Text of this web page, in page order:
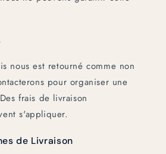
nous est retourné comme non
pour organiser une
frais de livraison
s'appliquer.
de Livraison